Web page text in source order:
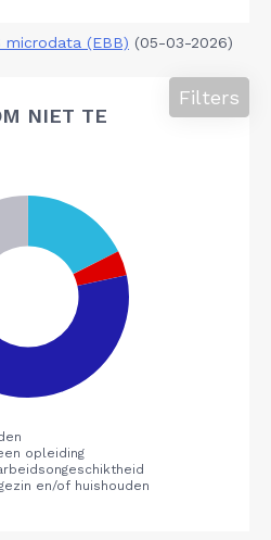
microdata (EBB) (05-03-2026)
NIET TE
Filters